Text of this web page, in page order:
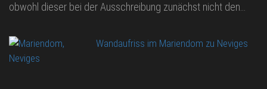
obwohl dieser bei der Ausschreibung zunächst nicht den…
Wandaufriss im Mariendom zu Neviges